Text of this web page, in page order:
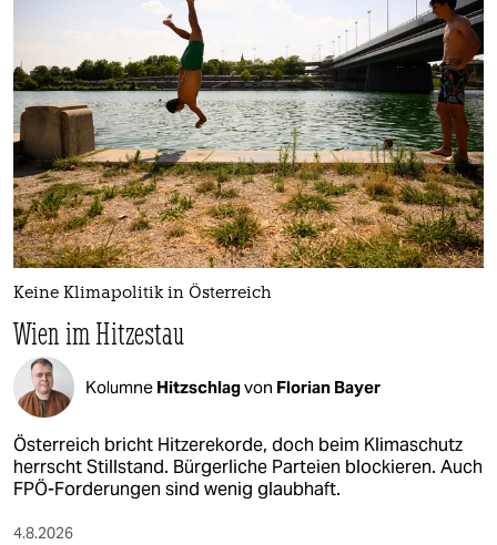
Keine Klimapolitik in Österreich
Wien im Hitzestau
Kolumne Hitzschlagvon Florian Bayer
Österreich bricht Hitzerekorde, doch beim Klimaschutz
herrscht Stillstand. Bürgerliche Parteien blockieren. Auch
FPÖ-Forderungen sind wenig glaubhaft.
4.8.2026